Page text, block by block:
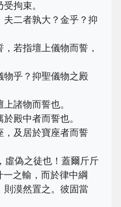
拘束。
夫二者孰大？金乎？抑
若指壇上儀物而誓，
物乎？抑聖儀物之殿
諸物而誓也。
殿中者而誓也。
，及居於寶座者而誓
虛偽之徒也！蓋爾斤斤
一之輸，而於律中綱
則漠然置之。彼固當